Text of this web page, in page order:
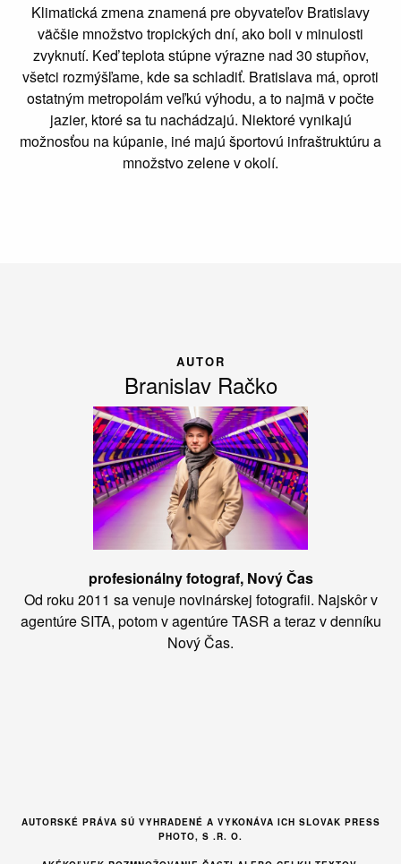
Klimatická zmena znamená pre obyvateľov Bratislavy
väčšie množstvo tropických dní, ako boli v minulosti
zvyknutí. Keď teplota stúpne výrazne nad 30 stupňov,
všetci rozmýšľame, kde sa schladiť. Bratislava má, oproti
ostatným metropolám veľkú výhodu, a to najmä v počte
jazier, ktoré sa tu nachádzajú. Niektoré vynikajú
možnosťou na kúpanie, iné majú športovú infraštruktúru a
množstvo zelene v okolí.
AUTOR
Branislav Račko
profesionálny fotograf, Nový Čas
Od roku 2011 sa venuje novinárskej fotografii. Najskôr v
agentúre SITA, potom v agentúre TASR a teraz v denníku
Nový Čas.
AUTORSKÉ PRÁVA SÚ VYHRADENÉ A VYKONÁVA ICH SLOVAK PRESS
PHOTO, S .R. O.